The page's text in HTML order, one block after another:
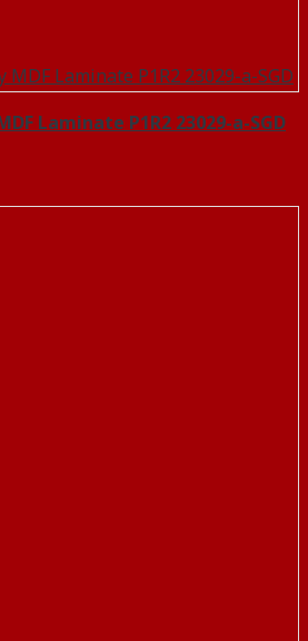
Laminate P1R2 23029-a-SGD